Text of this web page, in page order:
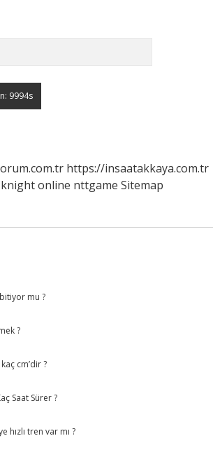
https://insaatakkaya.com.tr
knight online nttgame Sitemap
mu ?
?
cm’dir ?
Saat Sürer ?
hızlı tren var mı ?